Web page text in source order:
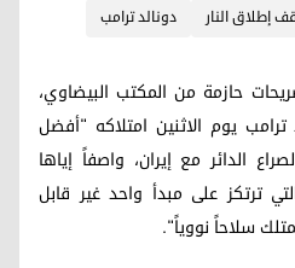
إطلاق النار
دونالد ترامب
24)- في تصريحات حازمة من المكتب البيضاوي،
ترامب يوم الاثنين امتلاكه "أفضل
الدائر مع إيران، واصفاً إياها
ترتكز على مبدأ واحد غير قابل
سلاحاً نووياً".